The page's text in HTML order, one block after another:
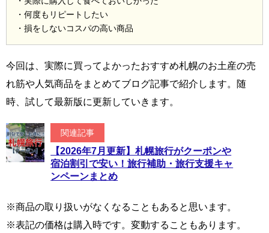
・何度もリピートしたい
・損をしないコスパの高い商品
今回は、実際に買ってよかったおすすめ札幌のお土産の売
れ筋や人気商品をまとめてブログ記事で紹介します。随
時、試して最新版に更新していきます。
関連記事
【2026年7月更新】札幌旅行がクーポンや
宿泊割引で安い！旅行補助・旅行支援キャ
ンペーンまとめ
※商品の取り扱いがなくなることもあると思います。
※表記の価格は購入時です。変動することもあります。